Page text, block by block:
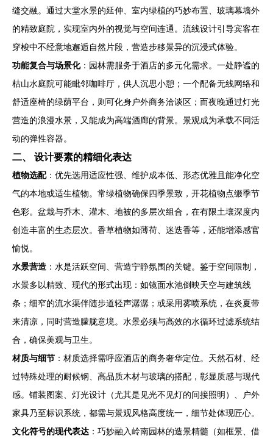
缝交融。通过大堂水景的延伸、室内绿植的巧妙布置、玻璃幕墙外
的精致庭院，实现室内外的视觉与空间连通。流线设计引导宾客在
穿梭中不经意地邂逅自然片段，营造步移景异的沉浸式体验。
功能复合与场景化：园林需服务于酒店的多元化需求。一处静谧的
枯山水庭院可能毗邻咖啡厅，供人沉思小憩；一个配备无线网络和
舒适座椅的绿荫平台，则可化身户外商务洽谈区；而夜晚通过灯光
营造的浪漫水景，又能成为高端酒廊的背景。景观成为承载不同活
动的弹性容器。
二、 设计要素的精细化表达
植物选配：优先选用适应性强、维护成本低、形态优雅且能净化空
气的本地或适生植物。常绿植物确保四季景致，开花植物点缀季节
色彩。盆栽与乔木、灌木、地被的多层次组合，在有限土壤深度内
创造丰富的生态层次。香草植物如薄荷、迷迭香等，还能增添感官
愉悦。
水景营造 ：水是活跃空间、营造宁静氛围的关键。鉴于空间限制，
水景多以精致、现代的形式出现：如镜面水池倒映天空与建筑线
条；细窄的流水渠伴随步道轻声潺潺；或采用雾喷系统，在炎夏带
来清凉，同时营造朦胧意境。水景必须与高效的水循环过滤系统结
合，确保美观与卫生。
材质与细节 ：材质选择需呼应酒店的商务奢华定位。天然石材、经
过特殊处理的耐候钢、高品质木材与玻璃的搭配，彰显质感与现代
感。铺装图案、灯光设计（尤其是见光不见灯的间接照明）、户外
家具乃至标识系统，都需与景观风格高度统一，细节处体现匠心。
文化符号的现代表达 ：巧妙融入岭南园林的造景精髓（如框景、借